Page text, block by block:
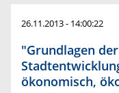
26.11.2013 - 14:00:22
"Grundlagen
ökonomisch,